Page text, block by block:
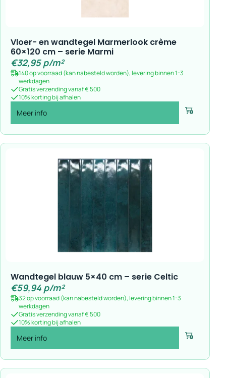
Vloer- en wandtegel Marmerlook crème
60×120 cm – serie Marmi
€32,95p/m²
140 op voorraad (kan nabesteld worden), levering binnen 1-3
werkdagen
Gratis verzending vanaf € 500
10% korting bij afhalen
Meer info Voeg toe
Wandtegel blauw 5×40 cm – serie Celtic
€59,94 p/m²
32 op voorraad (kan nabesteld worden), levering binnen 1-3
werkdagen
Gratis verzending vanaf € 500
10% korting bij afhalen
Meer info Voeg toe